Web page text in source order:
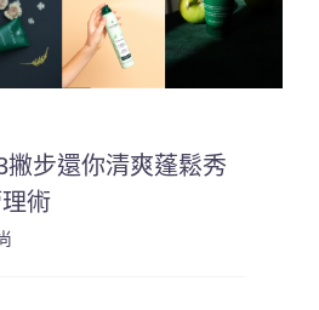
撇步還你清爽蓬鬆秀
術